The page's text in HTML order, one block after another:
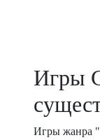
Игры
Игры жанра